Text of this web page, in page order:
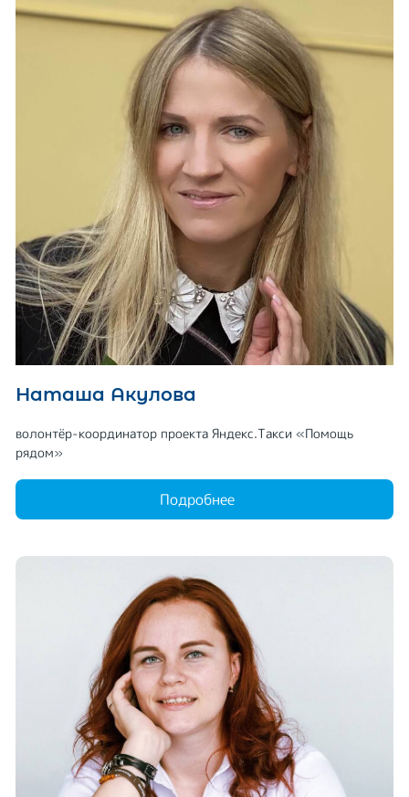
Наташа Акулова
волонтёр-координатор проекта Яндекс.Такси «Помощь
рядом»
Подробнее